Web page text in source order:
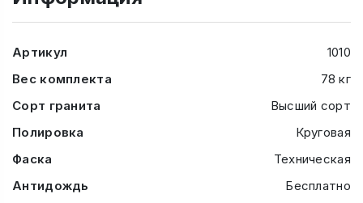
Артикул
1010
Вес комплекта
78 кг
Сорт гранита
Высший сорт
Полировка
Круговая
Фаска
Техническая
Антидождь
Бесплатно